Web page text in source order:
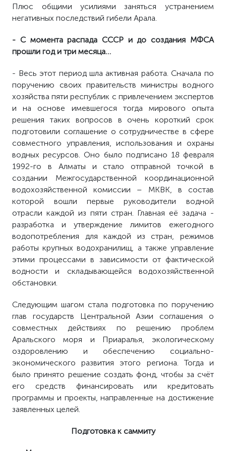
Плюс общими усилиями заняться устранением
негативных последствий гибели Арала.
- С момента распада СССР и до создания МФСА
прошли год и три месяца…
- Весь этот период шла активная работа. Сначала по
поручению своих правительств министры водного
хозяйства пяти республик с привлечением экспертов
и на основе имевшегося тогда мирового опыта
решения таких вопросов в очень короткий срок
подготовили соглашение о сотрудничестве в сфере
совместного управления, использования и охраны
водных ресурсов. Оно было подписано 18 февраля
1992-го в Алматы и стало отправной точкой в
создании Межгосударственной координационной
водохозяйственной комиссии – МКВК, в состав
которой вошли первые руководители водной
отрасли каждой из пяти стран. Главная её задача -
разработка и утверждение лимитов ежегодного
водопотребления для каждой из стран, режимов
работы крупных водохранилищ, а также управление
этими процессами в зависимости от фактической
водности и складывающейся водохозяйственной
обстановки.
Следующим шагом стала подготовка по поручению
глав государств Центральной Азии соглашения о
совместных действиях по решению проблем
Аральского моря и Приаралья, экологическому
оздоровлению и обеспечению социально-
экономического развития этого региона. Тогда и
было принято решение создать фонд, чтобы за счёт
его средств финансировать или кредитовать
программы и проекты, направленные на достижение
заявленных целей.
Подготовка к саммиту